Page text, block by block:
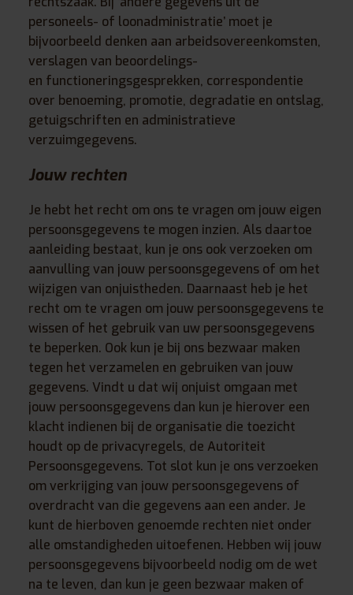
personeels- of loonadministratie’ moet je
bijvoorbeeld denken aan arbeidsovereenkomsten,
verslagen van beoordelings-
en functioneringsgesprekken, correspondentie
over benoeming, promotie, degradatie en ontslag,
getuigschriften en administratieve
verzuimgegevens.
Jouw rechten
Je hebt het recht om ons te vragen om jouw eigen
persoonsgegevens te mogen inzien. Als daartoe
aanleiding bestaat, kun je ons ook verzoeken om
aanvulling van jouw persoonsgegevens of om het
wijzigen van onjuistheden. Daarnaast heb je het
recht om te vragen om jouw persoonsgegevens te
wissen of het gebruik van uw persoonsgegevens
te beperken. Ook kun je bij ons bezwaar maken
tegen het verzamelen en gebruiken van jouw
gegevens. Vindt u dat wij onjuist omgaan met
jouw persoonsgegevens dan kun je hierover een
klacht indienen bij de organisatie die toezicht
houdt op de privacyregels, de Autoriteit
Persoonsgegevens. Tot slot kun je ons verzoeken
om verkrijging van jouw persoonsgegevens of
overdracht van die gegevens aan een ander. Je
kunt de hierboven genoemde rechten niet onder
alle omstandigheden uitoefenen. Hebben wij jouw
persoonsgegevens bijvoorbeeld nodig om de wet
na te leven, dan kun je geen bezwaar maken of